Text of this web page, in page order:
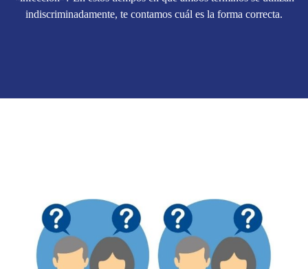
indiscriminadamente, te contamos cuál es la forma correcta.